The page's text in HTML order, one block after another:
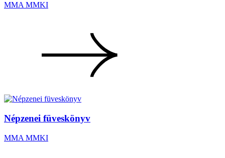
MMA MMKI
Népzenei füveskönyv
MMA MMKI